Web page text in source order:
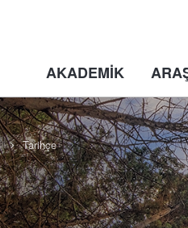
AKADEMİK
Tarihçe